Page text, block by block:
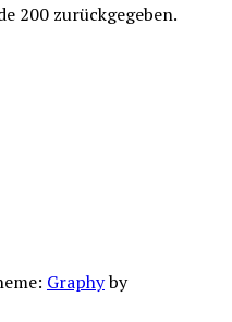
200 zurückgegeben.
Graphyby